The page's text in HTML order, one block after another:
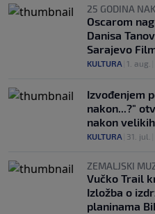
25 GODINA
Oscarom
Danisa
Sarajevo
KULTURA 1. aug.
Izvođenjem
nakon...?"
nakon
KULTURA 31. jul.
ZEMALJSKI
Vučko Trail
Izložba o
planinama